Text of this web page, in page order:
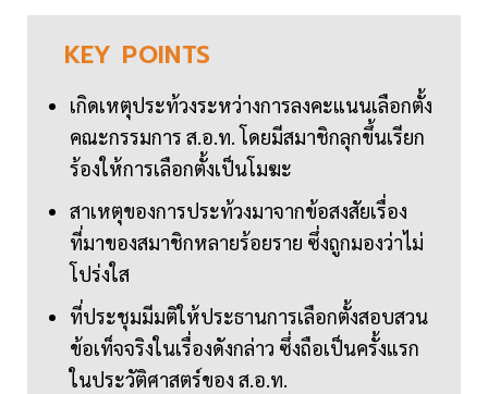
KEY POINTS
เกิดเหตุประท้วงระหว่างการลงคะแนนเลือกตั้ง
คณะกรรมการ ส.อ.ท. โดยมีสมาชิกลุกขึ้นเรียก
ร้องให้การเลือกตั้งเป็นโมฆะ
สาเหตุของการประท้วงมาจากข้อสงสัยเรื่อง
ที่มาของสมาชิกหลายร้อยราย ซึ่งถูกมองว่าไม่
โปร่งใส
ที่ประชุมมีมติให้ประธานการเลือกตั้งสอบสวน
ข้อเท็จจริงในเรื่องดังกล่าว ซึ่งถือเป็นครั้งแรก
ในประวัติศาสตร์ของ ส.อ.ท.